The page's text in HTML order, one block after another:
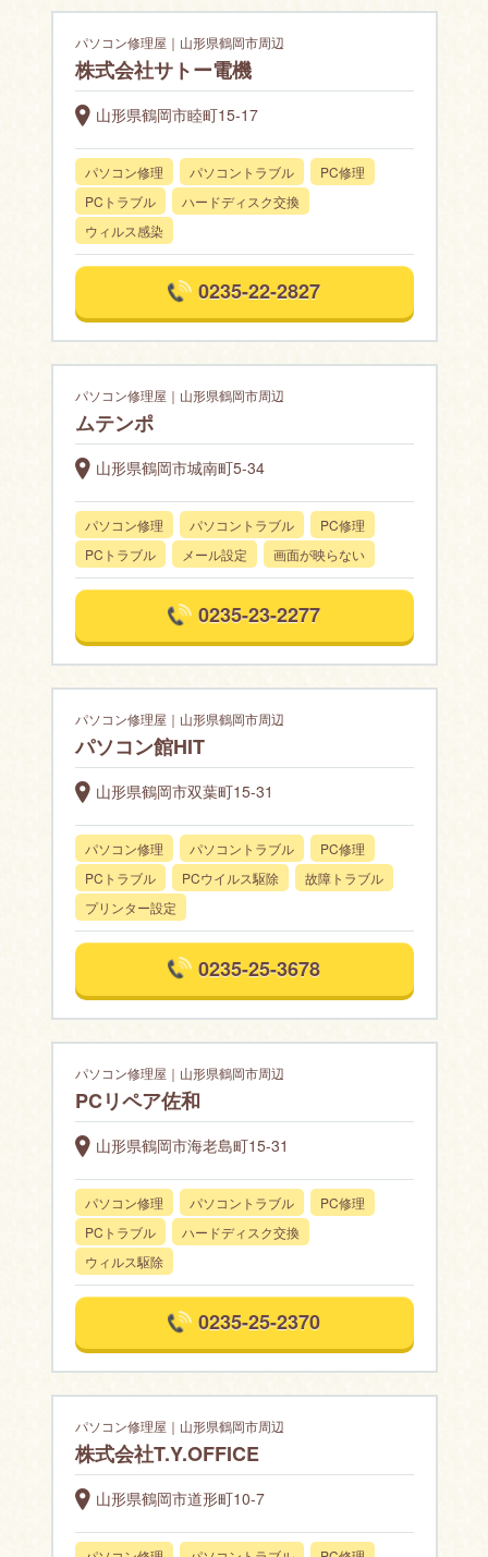
パソコン修理屋｜山形県鶴岡市周辺
株式会社サトー電機
山形県鶴岡市睦町15-17
パソコン修理 パソコントラブル
PC修理
PCトラブル
ハードディスク交換
ウィルス感染
0235-22-2827
パソコン修理屋｜山形県鶴岡市周辺
ムテンポ
山形県鶴岡市城南町5-34
パソコン修理 パソコントラブル
PC修理
PCトラブル
メール設定 画面が映らない
0235-23-2277
パソコン修理屋｜山形県鶴岡市周辺
パソコン館HIT
山形県鶴岡市双葉町15-31
パソコン修理 パソコントラブル
PC修理
PCトラブル
PCウイルス駆除
故障トラブル
プリンター設定
0235-25-3678
パソコン修理屋｜山形県鶴岡市周辺
PCリペア佐和
山形県鶴岡市海老島町15-31
パソコン修理 パソコントラブル
PC修理
PCトラブル
ハードディスク交換
ウィルス駆除
0235-25-2370
パソコン修理屋｜山形県鶴岡市周辺
株式会社T.Y.OFFICE
山形県鶴岡市道形町10-7